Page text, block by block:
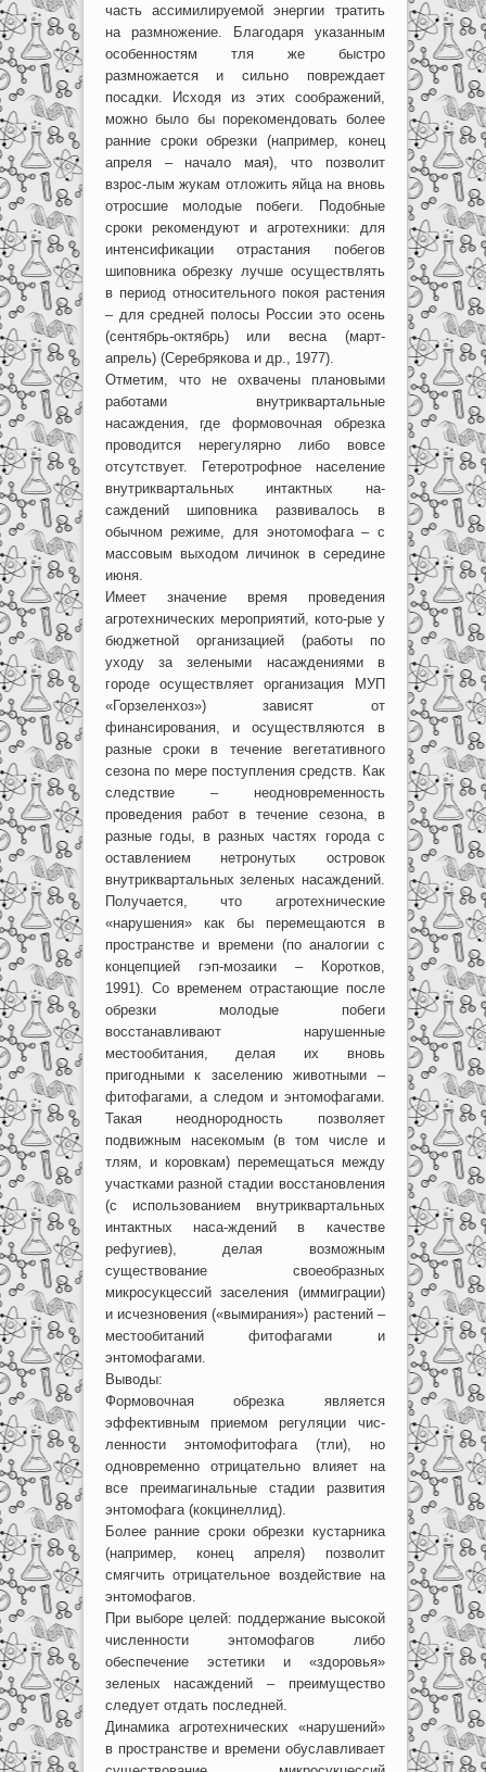
часть ассимилируемой энергии тратить
на размножение. Благодаря указанным
особенностям тля же быстро
размножается и сильно повреждает
посадки. Исходя из этих соображений,
можно было бы порекомендовать более
ранние сроки обрезки (например, конец
апреля – начало мая), что позволит
взрос-лым жукам отложить яйца на вновь
отросшие молодые побеги. Подобные
сроки рекомендуют и агротехники: для
интенсификации отрастания побегов
шиповника обрезку лучше осуществлять
в период относительного покоя растения
– для средней полосы России это осень
(сентябрь-октябрь) или весна (март-
апрель) (Серебрякова и др., 1977).
Отметим, что не охвачены плановыми
работами внутриквартальные
насаждения, где формовочная обрезка
проводится нерегулярно либо вовсе
отсутствует. Гетеротрофное население
внутриквартальных интактных на-
саждений шиповника развивалось в
обычном режиме, для энотомофага – с
массовым выходом личинок в середине
июня.
Имеет значение время проведения
агротехнических мероприятий, кото-рые у
бюджетной организацией (работы по
уходу за зелеными насаждениями в
городе осуществляет организация МУП
«Горзеленхоз») зависят от
финансирования, и осуществляются в
разные сроки в течение вегетативного
сезона по мере поступления средств. Как
следствие – неодновременность
проведения работ в течение сезона, в
разные годы, в разных частях города с
оставлением нетронутых островок
внутриквартальных зеленых насаждений.
Получается, что агротехнические
«нарушения» как бы перемещаются в
пространстве и времени (по аналогии с
концепцией гэп-мозаики – Коротков,
1991). Со временем отрастающие после
обрезки молодые побеги
восстанавливают нарушенные
местообитания, делая их вновь
пригодными к заселению животными –
фитофагами, а следом и энтомофагами.
Такая неоднородность позволяет
подвижным насекомым (в том числе и
тлям, и коровкам) перемещаться между
участками разной стадии восстановления
(с использованием внутриквартальных
интактных наса-ждений в качестве
рефугиев), делая возможным
существование своеобразных
микросукцессий заселения (иммиграции)
и исчезновения («вымирания») растений –
местообитаний фитофагами и
энтомофагами.
Выводы:
Формовочная обрезка является
эффективным приемом регуляции чис-
ленности энтомофитофага (тли), но
одновременно отрицательно влияет на
все преимагинальные стадии развития
энтомофага (кокцинеллид).
Более ранние сроки обрезки кустарника
(например, конец апреля) позволит
смягчить отрицательное воздействие на
энтомофагов.
При выборе целей: поддержание высокой
численности энтомофагов либо
обеспечение эстетики и «здоровья»
зеленых насаждений – преимущество
следует отдать последней.
Динамика агротехнических «нарушений»
в пространстве и времени обуславливает